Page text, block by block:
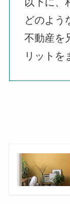
以下に、
どのよう
不動産を
リットを